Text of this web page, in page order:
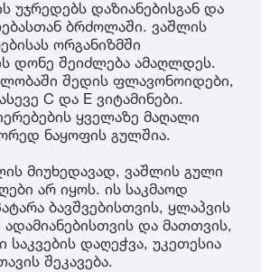
უჯრედებს დაზიანებისგან და
ბრძოლაში. ვაშლის
ორგანიზმში
დონე შეიძლება ამაღლდეს.
შედის ფლავონოიდები,
C და E ვიტამინები.
ყველაზე მაღალი
ნაყოფის გულშია.
მიუხედავად, ვაშლის გული
არ იყოს. ის საკმაოდ
ბავშვებისთვის, ყლაპვის
და მათთვის,
საკვების დაღეჭვა, უკეთესია
შეკავება.